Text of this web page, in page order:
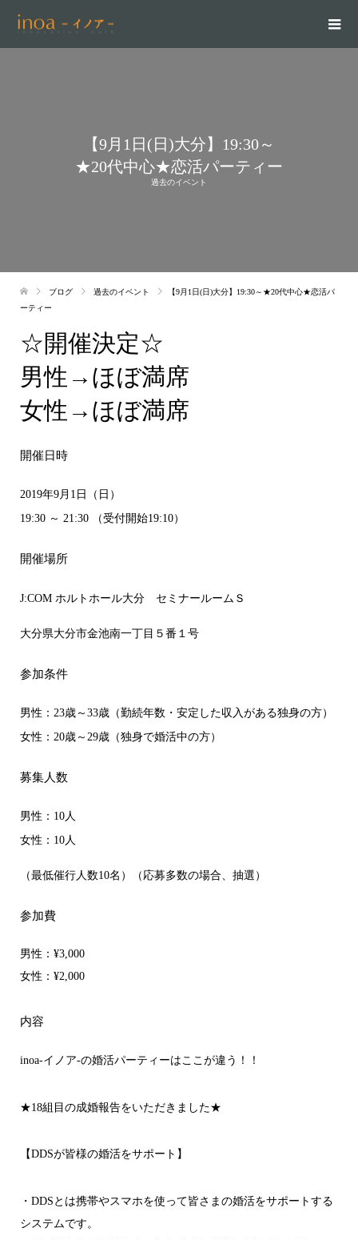
【9月1日(日)大分】19:30～
★20代中心★恋活パーティー
過去のイベント
ブログ 過去のイベント
【9月1日(日)大分】19:30～★20代中心★恋活パ
ーティー
☆開催決定☆
男性→ほぼ満席
女性→ほぼ満席
開催日時
2019年9月1日（日）
19:30 ～ 21:30 （受付開始19:10）
開催場所
J:COM ホルトホール大分 セミナールームＳ
大分県大分市金池南一丁目５番１号
参加条件
男性：23歳～33歳（勤続年数・安定した収入がある独身の方）
女性：20歳～29歳（独身で婚活中の方）
募集人数
男性：10人
女性：10人
（最低催行人数10名）（応募多数の場合、抽選）
参加費
男性： ¥3,000
女性： ¥2,000
内容
inoa-イノア-の婚活パーティーはここが違う！！
★18組目の成婚報告をいただきました★
【DDSが皆様の婚活をサポート】
・DDSとは携帯やスマホを使って皆さまの婚活をサポートする
システムです。